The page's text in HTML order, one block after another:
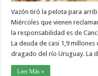
Vazón tiró la pelota para
Miércoles que vienen
la responsabilidad es de
La deuda de casi 1,9
dragado del río Uruguay. La
Leer Más »